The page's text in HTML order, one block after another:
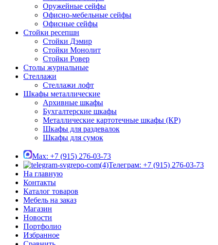
Оружейные сейфы
Офисно-мебельные сейфы
Офисные сейфы
Стойки ресепшн
Стойки Дэмир
Стойки Монолит
Стойки Ровер
Столы журнальные
Стеллажи
Стеллажи лофт
Шкафы металлические
Архивные шкафы
Бухгалтерские шкафы
Металлические картотечные шкафы (КР)
Шкафы для раздевалок
Шкафы для сумок
Max: +7 (915) 276-03-73
Телеграм: +7 (915) 276-03-73
На главную
Контакты
Каталог товаров
Мебель на заказ
Магазин
Новости
Портфолио
Избранное